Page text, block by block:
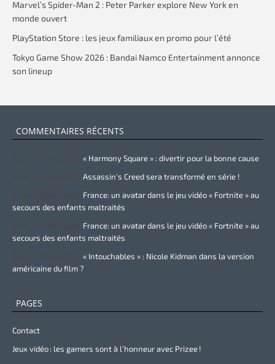
Marvel’s Spider-Man 2 : Peter Parker explore New York en
monde ouvert
PlayStation Store : les jeux familiaux en promo pour l’été
Tokyo Game Show 2026 : Bandai Namco Entertainment annonce
son lineup
COMMENTAIRES RÉCENTS
« Harmony Square » : divertir pour la bonne cause
Assassin’s Creed sera transformé en série !
France: un avatar dans le jeu vidéo « Fortnite » au
secours des enfants maltraités
France: un avatar dans le jeu vidéo « Fortnite » au
secours des enfants maltraités
« Intouchables » : Nicole Kidman dans la version
américaine du film ?
PAGES
Contact
Jeux vidéo : les gamers sont à l’honneur avec Prizee !